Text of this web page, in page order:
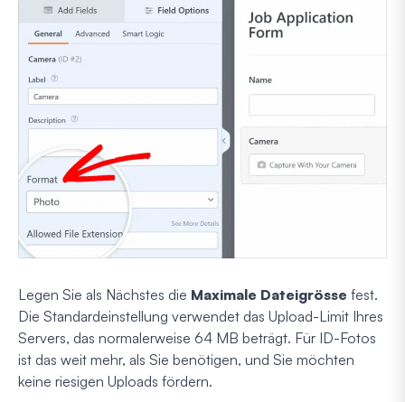
Legen Sie als Nächstes die Maximale Dateigrösse fest.
Die Standardeinstellung verwendet das Upload-Limit Ihres
Servers, das normalerweise 64 MB beträgt. Für ID-Fotos
ist das weit mehr, als Sie benötigen, und Sie möchten
keine riesigen Uploads fördern.